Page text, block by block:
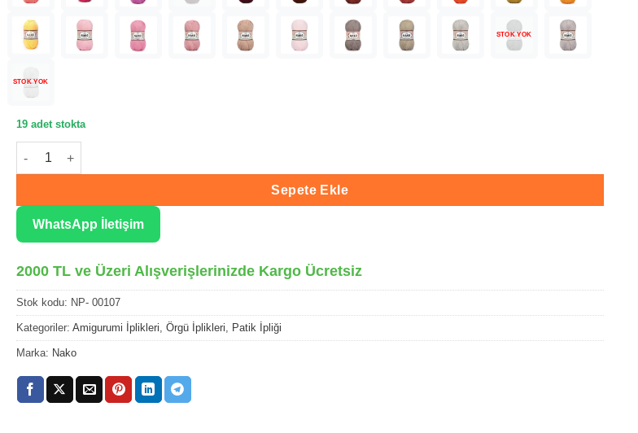
STOK YOK
STOK YOK
19 adet stokta
Nako Pırlanta Turkuaz Örgü İpliği 00107 adet
Sepete Ekle
WhatsApp İletişim
2000 TL ve Üzeri Alışverişlerinizde Kargo Ücretsiz
Stok kodu: NP- 00107
Kategoriler: Amigurumi İplikleri, Örgü İplikleri, Patik İpliği
Marka: Nako